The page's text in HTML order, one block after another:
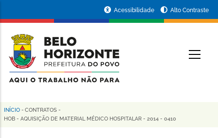
conteúdo
principal
da
Prefeitura
de
Horizonte
Acessibilidade Alto Contraste
Trilha
INÍCIO - CONTRATOS -
HOB - AQUISIÇÃO DE MATERIAL MÉDICO HOSPITALAR - 2014 - 0410